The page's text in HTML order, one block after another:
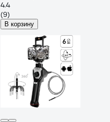
4.4
(9)
В корзину